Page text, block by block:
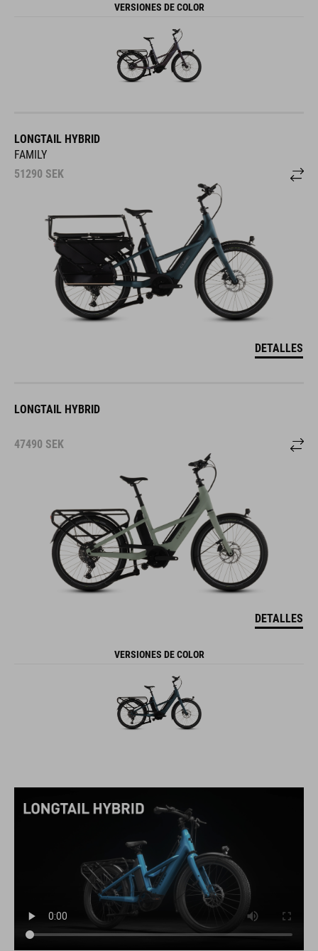
VERSIONES DE COLOR
LONGTAIL HYBRID
FAMILY
51290 SEK
DETALLES
LONGTAIL HYBRID
47490 SEK
DETALLES
VERSIONES DE COLOR